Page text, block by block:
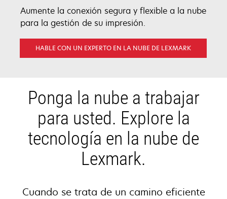
Aumente la conexión segura y flexible a la nube
para la gestión de su impresión.
HABLE CON UN EXPERTO EN LA NUBE DE LEXMARK
Ponga la nube a trabajar
para usted. Explore la
tecnología en la nube de
Lexmark.
Cuando se trata de un camino eficiente